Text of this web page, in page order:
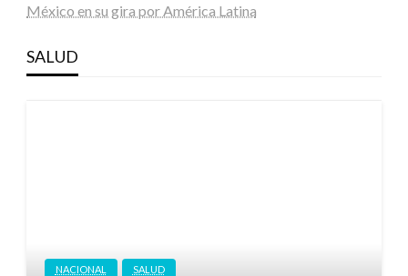
México en su gira por América Latina
SALUD
NACIONAL SALUD